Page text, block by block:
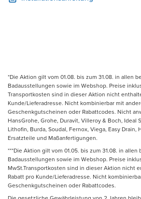
*Die Aktion gilt vom 01.08. bis zum 31.08. in allen
Badausstellungen sowie im Webshop. Preise
Transportkosten sind in dieser Aktion nicht
Kunde/Lieferadresse. Nicht kombinierbar mit
Geschenkgutscheinen oder Rabattcodes. Nicht
HansGrohe, Grohe, Duravit, Villeroy & Boch, Ideal
Lithofin, Burda, Soudal, Fernox, Viega, Easy Drain,
Ersatzteile und Maßanfertigungen.
***Die Aktion gilt vom 01.05. bis zum 31.08. in allen
Badausstellungen sowie im Webshop. Preise
MwSt.Transportkosten sind in dieser Aktion nicht
Rabatt pro Kunde/Lieferadresse. Nicht
Geschenkgutscheinen oder Rabattcodes.